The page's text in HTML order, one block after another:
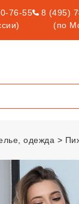
76-55
8 (495)
(по
одежда
Mary